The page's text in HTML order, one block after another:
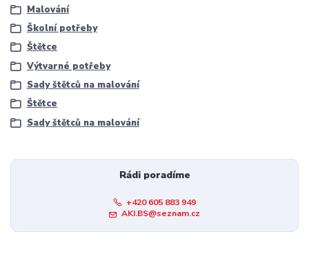
Malování
Školní potřeby
Štětce
Výtvarné potřeby
Sady štětců na malování
Štětce
Sady štětců na malování
Rádi poradíme
+420 605 883 949
AKI.BS@seznam.cz